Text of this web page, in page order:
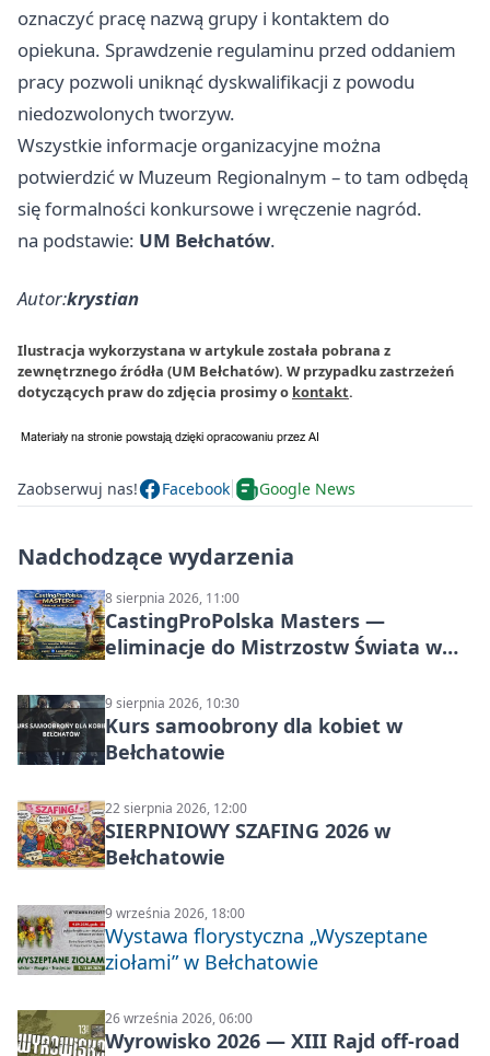
oznaczyć pracę nazwą grupy i kontaktem do
opiekuna. Sprawdzenie regulaminu przed oddaniem
pracy pozwoli uniknąć dyskwalifikacji z powodu
niedozwolonych tworzyw.
Wszystkie informacje organizacyjne można
potwierdzić w Muzeum Regionalnym – to tam odbędą
się formalności konkursowe i wręczenie nagród.
na podstawie: UM Bełchatów.
Autor:krystian
Ilustracja wykorzystana w artykule została pobrana z
zewnętrznego źródła (UM Bełchatów). W przypadku zastrzeżeń
dotyczących praw do zdjęcia prosimy o kontakt.
Zaobserwuj nas! Facebook Google News
Nadchodzące wydarzenia
8 sierpnia 2026, 11:00
CastingProPolska Masters —
eliminacje do Mistrzostw Świata w
9 sierpnia 2026, 10:30
Kurs samoobrony dla kobiet w
Bełchatowie
22 sierpnia 2026, 12:00
SIERPNIOWY SZAFING 2026 w
Bełchatowie
9 września 2026, 18:00
Wystawa florystyczna „Wyszeptane
ziołami” w Bełchatowie
26 września 2026, 06:00
Wyrowisko 2026 — XIII Rajd off‑road